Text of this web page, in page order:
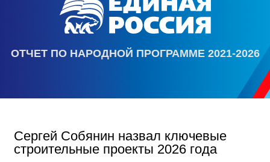
ОТЧЕТ ПО НАРОДНОЙ ПРОГРАММЕ 2021-2026
Сергей Собянин назвал ключевые
строительные проекты 2026 года